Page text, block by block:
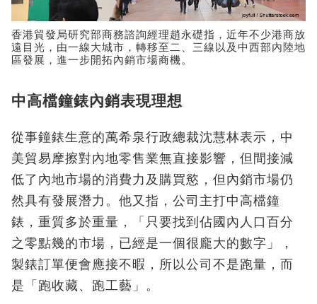
香港貿發局研究部商務諮詢經理趙永礎指，近年不少港商放
遠目光，由一線大城市，轉移至二、三線以及中西部內陸地
區發展，進一步開拓內銷市場商機。
中高檔鐘錶內銷表現理想
從事鐘錶生意的萬希泉行政總裁沈慧林表示，中
美貿易摩擦對內地零售業無直接影響，但間接減
低了內地市場的消費力及購買慾，但內銷市場仍
然具有發展潛力。他又指，公司主打中高檔鐘
錶，重質多於重量，「只要找到佔國內人口百分
之零點幾的市場，已經是一個很龐大的數字」，
製錶訂單便會應接不暇，所以公司不是跑量，而
是「跑收藏、跑工藝」。